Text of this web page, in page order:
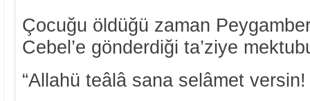
Çocuğu öldüğü zaman
Cebel’e gönderdiği ta’ziye
“Allahü teâlâ sana selâmet versin!